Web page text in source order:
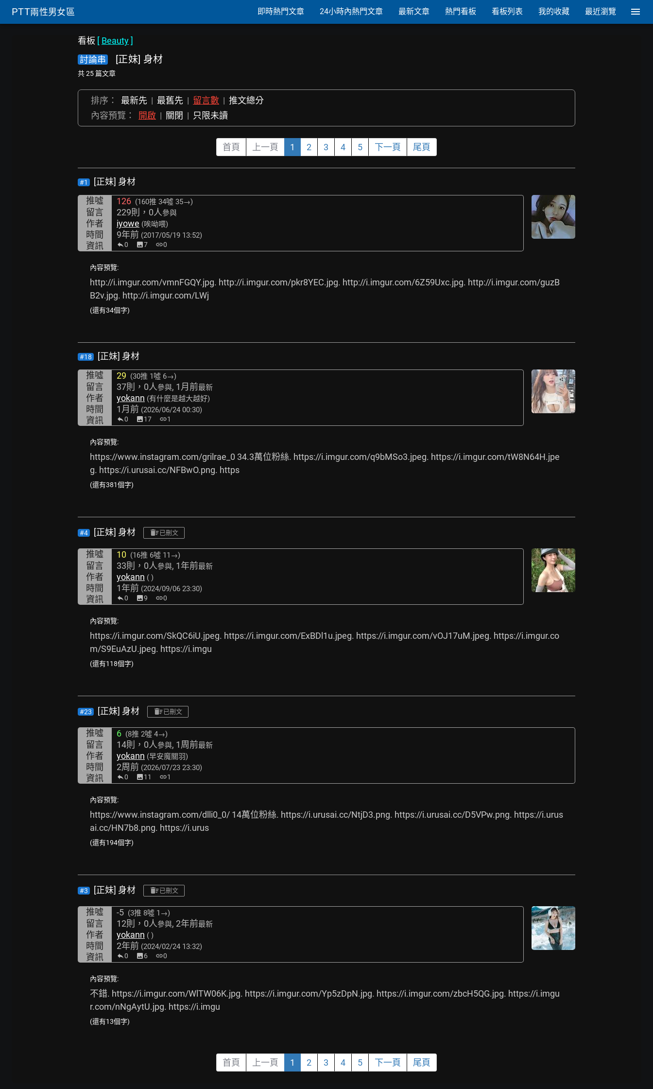
PTT兩性男女區 即時熱門文章 24小時內熱門文章 最新文章 熱門看板 看板列表 我的收藏 最近瀏覽
看板 [ Beauty]
討論串
[正妹] 身材
共 25 篇文章
排序： 最新先 | 最舊先 | 留言數 | 推文總分
內容預覽：
開啟 | 關閉 | 只限未讀
首頁 上一頁 1 2 3 4 5 下一頁 尾頁
#1
[正妹] 身材
推噓
126 (160推 34噓 35→)
留言 229則，0人參與
作者 iyowe (唉呦喂)
時間 9年前 (2017/05/19 13:52)
資訊 0 image7 link0
內容預覽:
http://i.imgur.com/vmnFGQY.jpg. http://i.imgur.com/pkr8YEC.jpg. http://i.imgur.com/6Z59Uxc.jpg. http://i.imgur.com/guzB
B2v.jpg. http://i.imgur.com/LWj
(還有34個字)
#18
[正妹] 身材
推噓
29 (30推 1噓 6→)
留言 37則，0人參與, 1月前最新
作者 yokann (有什麼是越大越好)
時間 1月前 (2026/06/24 00:30)
資訊 0 image17 link1
內容預覽:
https://www.instagram.com/grilrae_0 34.3萬位粉絲. https://i.imgur.com/q9bMSo3.jpeg. https://i.imgur.com/tW8N64H.jpe
g. https://i.urusai.cc/NFBwO.png. https
(還有381個字)
#4 [正妹] 身材 已刪文
推噓 10 (16推 6噓 11→)
留言 33則，0人參與, 1年前最新
作者 yokann ( )
時間 1年前 (2024/09/06 23:30)
資訊 0 image9 link0
內容預覽:
https://i.imgur.com/SkQC6iU.jpeg. https://i.imgur.com/ExBDl1u.jpeg. https://i.imgur.com/vOJ17uM.jpeg. https://i.imgur.co
m/S9EuAzU.jpeg. https://i.imgu
(還有118個字)
#23 [正妹] 身材 已刪文
推噓 6 (8推 2噓 4→)
留言 14則，0人參與, 1周前最新
作者 yokann (早安魔關羽)
時間 2周前 (2026/07/23 23:30)
資訊 0 image11 link1
內容預覽:
https://www.instagram.com/dlli0_0/ 14萬位粉絲. https://i.urusai.cc/NtjD3.png. https://i.urusai.cc/D5VPw.png. https://i.urus
ai.cc/HN7b8.png. https://i.urus
(還有194個字)
#3 [正妹] 身材 已刪文
推噓 -5 (3推 8噓 1→)
留言 12則，0人參與, 2年前最新
作者 yokann ( )
時間 2年前 (2024/02/24 13:32)
資訊 0 image6 link0
內容預覽:
不錯. https://i.imgur.com/WlTW06K.jpg. https://i.imgur.com/Yp5zDpN.jpg. https://i.imgur.com/zbcH5QG.jpg. https://i.imgu
r.com/nNgAytU.jpg. https://i.imgu
(還有13個字)
首頁 上一頁 1 2 3 4 5 下一頁 尾頁